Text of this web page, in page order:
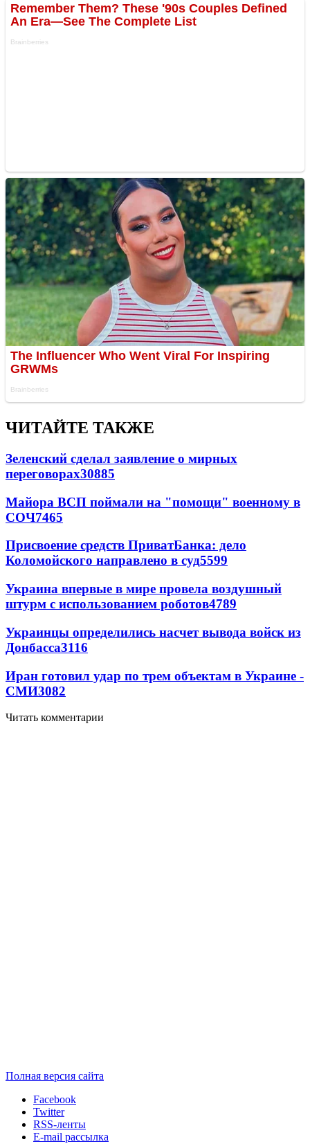
ЧИТАЙТЕ ТАКЖЕ
Зеленский сделал заявление о мирных
переговорах30885
Майора ВСП поймали на "помощи" военному в
СОЧ7465
Присвоение средств ПриватБанка: дело
Коломойского направлено в суд5599
Украина впервые в мире провела воздушный
штурм с использованием роботов4789
Украинцы определились насчет вывода войск из
Донбасса3116
Иран готовил удар по трем объектам в Украине -
СМИ3082
Читать комментарии
Полная версия сайта
Facebook
Twitter
RSS-ленты
E-mail рассылка